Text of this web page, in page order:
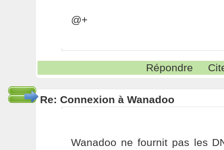
@+
Répondre
Re: Connexion à Wanadoo
Wanadoo ne fournit pas les